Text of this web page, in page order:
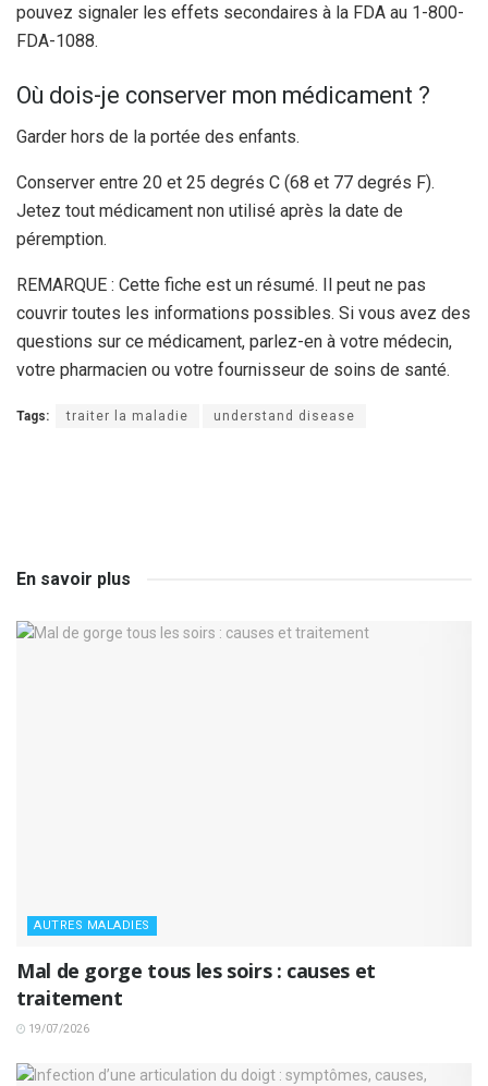
pouvez signaler les effets secondaires à la FDA au 1-800-
FDA-1088.
Où dois-je conserver mon médicament ?
Garder hors de la portée des enfants.
Conserver entre 20 et 25 degrés C (68 et 77 degrés F).
Jetez tout médicament non utilisé après la date de
péremption.
REMARQUE : Cette fiche est un résumé. Il peut ne pas
couvrir toutes les informations possibles. Si vous avez des
questions sur ce médicament, parlez-en à votre médecin,
votre pharmacien ou votre fournisseur de soins de santé.
Tags: traiter la maladie understand disease
En savoir plus
AUTRES MALADIES
Mal de gorge tous les soirs : causes et
traitement
19/07/2026